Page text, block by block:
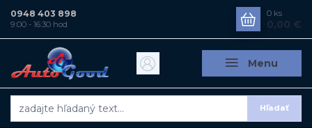
Menu
Hľadať
0948 403 898
9:00 - 16:30 hod
0 ks
0,00 €